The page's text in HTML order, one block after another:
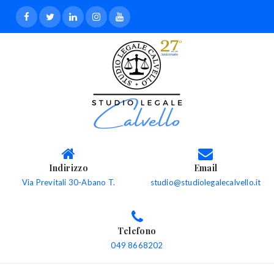
Indirizzo
Via Previtali 30-Abano T.
Email
studio@studiolegalecalvello.it
Telefono
049 8668202